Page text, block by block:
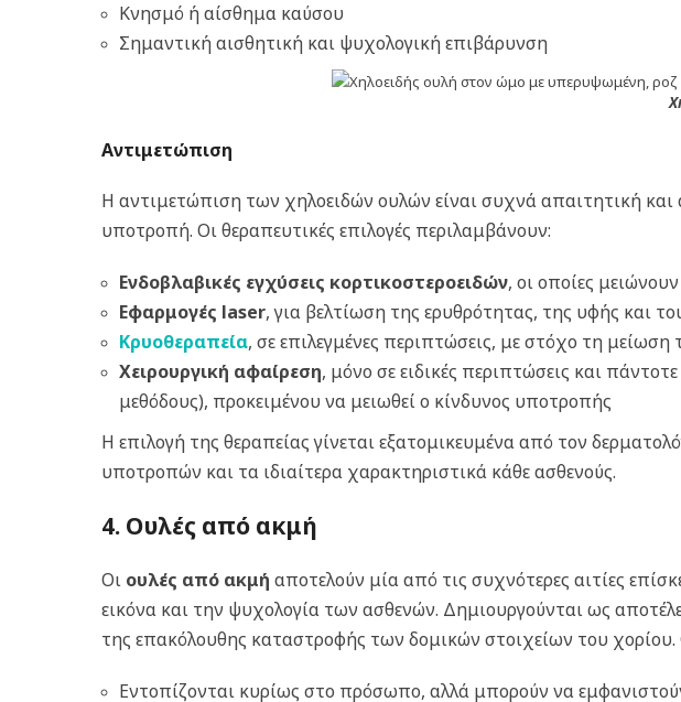
Κνησμό ή αίσθημα καύσου
Σημαντική αισθητική και ψυχολογική επιβάρυνση
Αντιμετώπιση
Η αντιμετώπιση των χηλοειδών ουλών είναι συχνά απαιτητική και
υποτροπή. Οι θεραπευτικές επιλογές περιλαμβάνουν:
Ενδοβλαβικές εγχύσεις κορτικοστεροειδών, οι οποίες
Εφαρμογές laser, για βελτίωση της ερυθρότητας, της υφής και
Κρυοθεραπεία, σε επιλεγμένες περιπτώσεις, με στόχο τη μείωση
Χειρουργική αφαίρεση, μόνο σε ειδικές περιπτώσεις και
μεθόδους), προκειμένου να μειωθεί ο κίνδυνος υποτροπής
Η επιλογή της θεραπείας γίνεται εξατομικευμένα από τον
υποτροπών και τα ιδιαίτερα χαρακτηριστικά κάθε ασθενούς.
4. Ουλές από ακμή
Οι ουλές από ακμή αποτελούν μία από τις συχνότερες αιτίες
εικόνα και την ψυχολογία των ασθενών. Δημιουργούνται ως
της επακόλουθης καταστροφής των δομικών στοιχείων του χορίου.
Εντοπίζονται κυρίως στο πρόσωπο, αλλά μπορούν να